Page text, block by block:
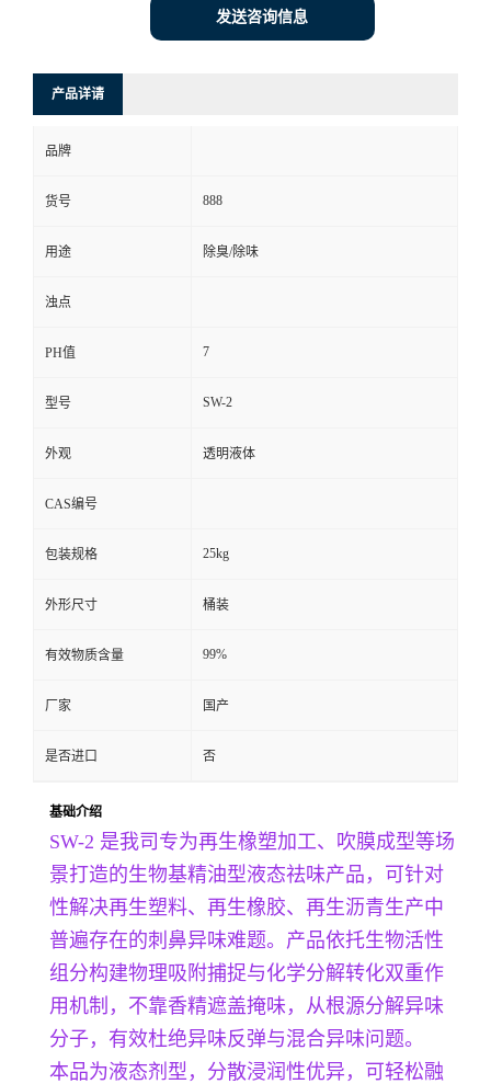
发送咨询信息
产品详请
品牌
货号 888
用途 除臭/除味
浊点
PH值 7
型号 SW-2
外观 透明液体
CAS编号
包装规格 25kg
外形尺寸 桶装
有效物质含量 99%
厂家 国产
是否进口 否
基础介绍
SW-2 是我司专为再生橡塑加工、吹膜成型等场
景打造的生物基精油型液态祛味产品，可针对
性解决再生塑料、再生橡胶、再生沥青生产中
普遍存在的刺鼻异味难题。产品依托生物活性
组分构建物理吸附捕捉与化学分解转化双重作
用机制，不靠香精遮盖掩味，从根源分解异味
分子，有效杜绝异味反弹与混合异味问题。
本品为液态剂型，分散浸润性优异，可轻松融